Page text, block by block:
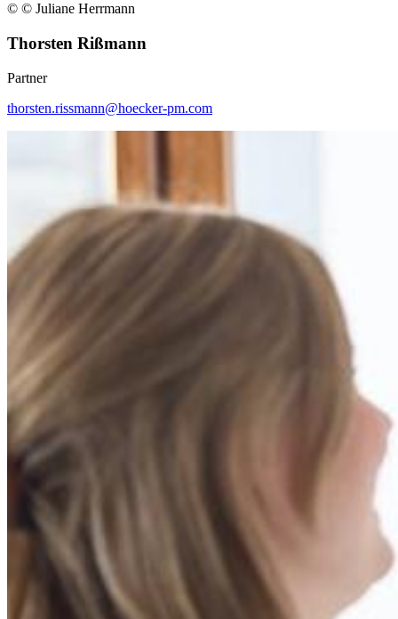
© © Juliane Herrmann
Thorsten Rißmann
Partner
thorsten.rissmann@hoecker-pm.com